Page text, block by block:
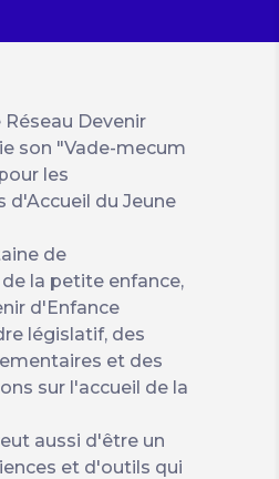
Réseau Devenir
son "Vade-mecum
les
d'Accueil du Jeune
de
la petite enfance,
d'Enfance
législatif, des
et des
sur l'accueil de la
aussi d'être un
et d'outils qui